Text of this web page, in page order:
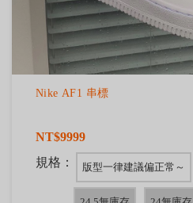
Nike AF1 串標
NT$9999
規格：
版型一律建議偏正常～